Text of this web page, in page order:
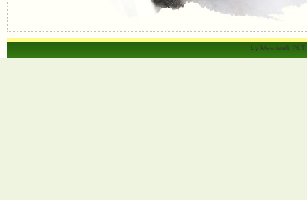
by Meeriwelt